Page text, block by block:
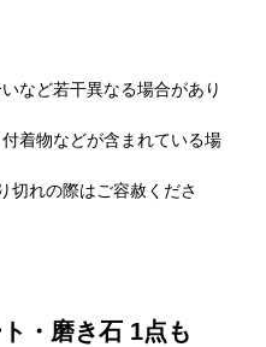
など若干異なる場合があり
着物などが含まれている場
切れの際はご容赦くださ
・磨き石 1点も